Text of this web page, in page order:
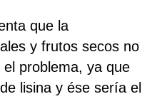
que la
y frutos secos no
problema, ya que
lisina y ése sería el